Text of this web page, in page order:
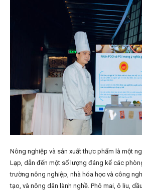
Nông nghiệp và sản xuất thực phẩm là một
Lạp, dẫn đến một số lượng đáng kể các
trường nông nghiệp, nhà hóa học và công
tạo, và nông dân lành nghề. Phô mai, ô liu,